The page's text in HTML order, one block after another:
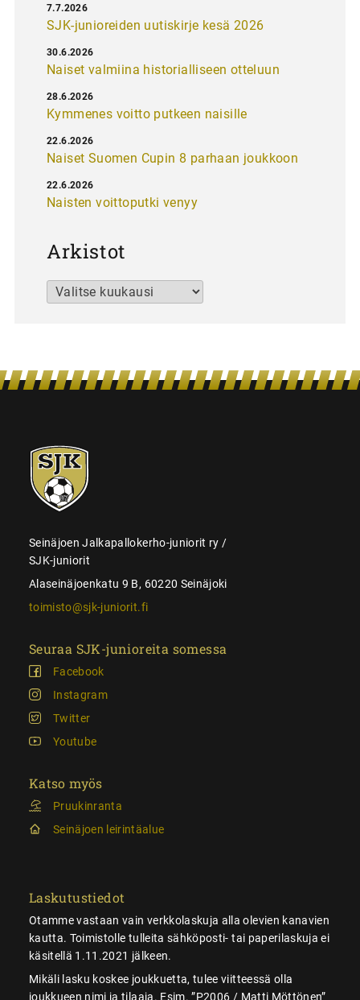
SJK-junioreiden uutiskirje kesä 2026
7.7.2026
Naiset valmiina historialliseen otteluun
30.6.2026
Kymmenes voitto putkeen naisille
28.6.2026
Naiset Suomen Cupin 8 parhaan joukkoon
22.6.2026
Naisten voittoputki venyy
22.6.2026
Arkistot
Arkistot
SJK-
juniorit
Seinäjoen Jalkapallokerho-juniorit ry /
SJK-juniorit
Alaseinäjoenkatu 9 B, 60220 Seinäjoki
toimisto@sjk-juniorit.fi
Seuraa SJK-junioreita somessa
Facebook
Instagram
Twitter
Youtube
Katso myös
Pruukinranta
Seinäjoen leirintäalue
Laskutustiedot
Otamme vastaan vain verkkolaskuja alla olevien kanavien
kautta. Toimistolle tulleita sähköposti- tai paperilaskuja ei
käsitellä 1.11.2021 jälkeen.
Mikäli lasku koskee joukkuetta, tulee viitteessä olla
joukkueen nimi ja tilaaja. Esim. ”P2006 / Matti Möttönen”